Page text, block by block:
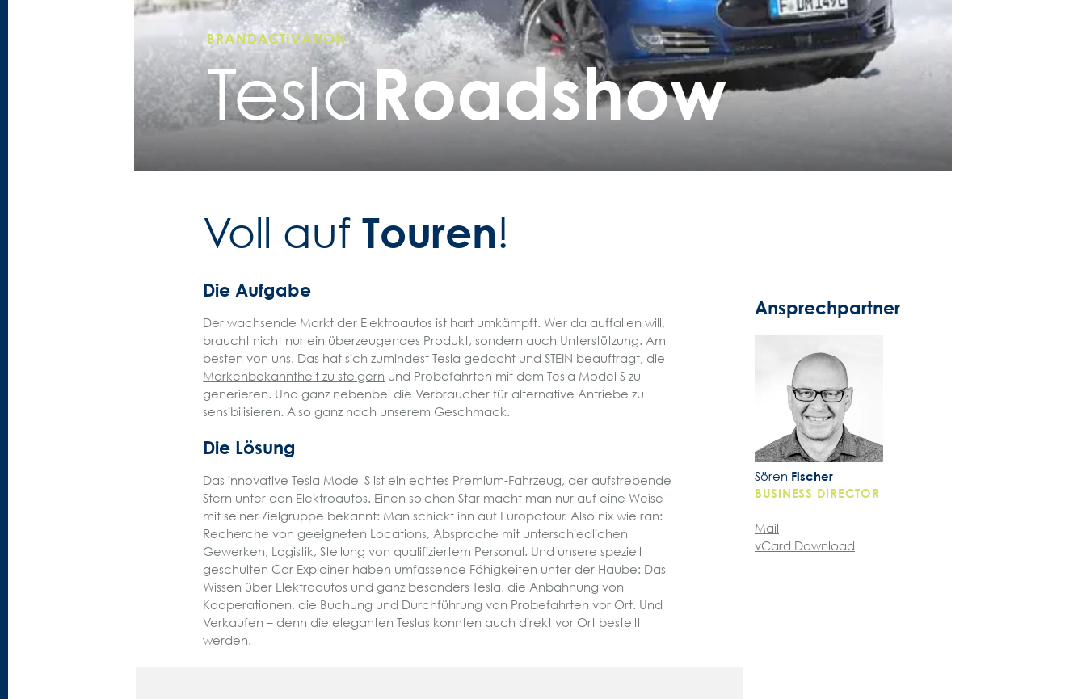
BRANDACTIVATION
TeslaRoadshow
Voll aufTouren!
Die Aufgabe
Der wachsende Markt der Elektroautos ist hart umkämpft. Wer da auffallen will,
braucht nicht nur ein überzeugendes Produkt, sondern auch Unterstützung. Am
besten von uns. Das hat sich zumindest Tesla gedacht und STEIN beauftragt, die
Markenbekanntheit zu steigern und Probefahrten mit dem Tesla Model S zu
generieren. Und ganz nebenbei die Verbraucher für alternative Antriebe zu
sensibilisieren. Also ganz nach unserem Geschmack.
Die Lösung
Das innovative Tesla Model S ist ein echtes Premium-Fahrzeug, der aufstrebende
Stern unter den Elektroautos. Einen solchen Star macht man nur auf eine Weise
mit seiner Zielgruppe bekannt: Man schickt ihn auf Europatour. Also nix wie ran:
Recherche von geeigneten Locations, Absprache mit unterschiedlichen
Gewerken, Logistik, Stellung von qualifiziertem Personal. Und unsere speziell
geschulten Car Explainer haben umfassende Fähigkeiten unter der Haube: Das
Wissen über Elektroautos und ganz besonders Tesla, die Anbahnung von
Kooperationen, die Buchung und Durchführung von Probefahrten vor Ort. Und
Verkaufen – denn die eleganten Teslas konnten auch direkt vor Ort bestellt
werden.
Ansprechpartner
Sören Fischer
BUSINESS DIRECTOR
Mail
vCard Download